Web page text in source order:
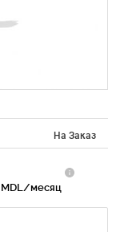
На Заказ
MDL/месяц